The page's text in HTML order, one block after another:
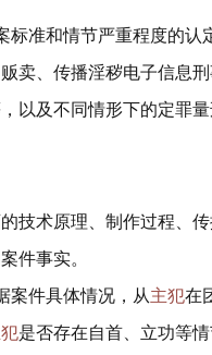
准和情节严重程度的认
卖、传播淫秽电子信息
以及不同情形下的定罪
技术原理、制作过程、
件事实。​
案件具体情况，从主犯在
是否存在自首、立功等情